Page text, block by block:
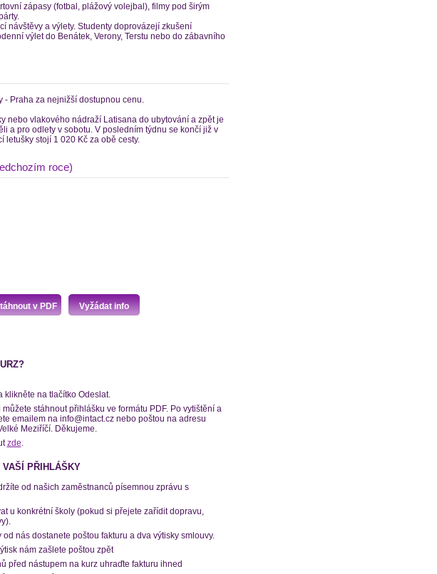
zápasy (fotbal, plážový volejbal), filmy pod širým
návštěvy a výlety. Studenty doprovázejí zkušení
výlet do Benátek, Verony, Terstu nebo do zábavního
- Praha za nejnižší dostupnou cenu.
nebo vlakového nádraží Latisana do ubytování a zpět je
a pro odlety v sobotu. V posledním týdnu se končí již v
letušky stojí 1 020 Kč za obě cesty.
roce)
v PDF Vyžádat info
klikněte na tlačítko Odeslat.
můžete stáhnout přihlášku ve formátu PDF. Po vytištění a
emailem na info@intact.cz nebo poštou na adresu
Meziříčí. Děkujeme.
zde
VAŠÍ PŘIHLÁŠKY
od našich zaměstnanců písemnou zprávu s
u konkrétní školy (pokud si přejete zařídit dopravu,
nás dostanete poštou fakturu a dva výtisky smlouvy.
nám zašlete poštou zpět
před nástupem na kurz uhraďte fakturu ihned